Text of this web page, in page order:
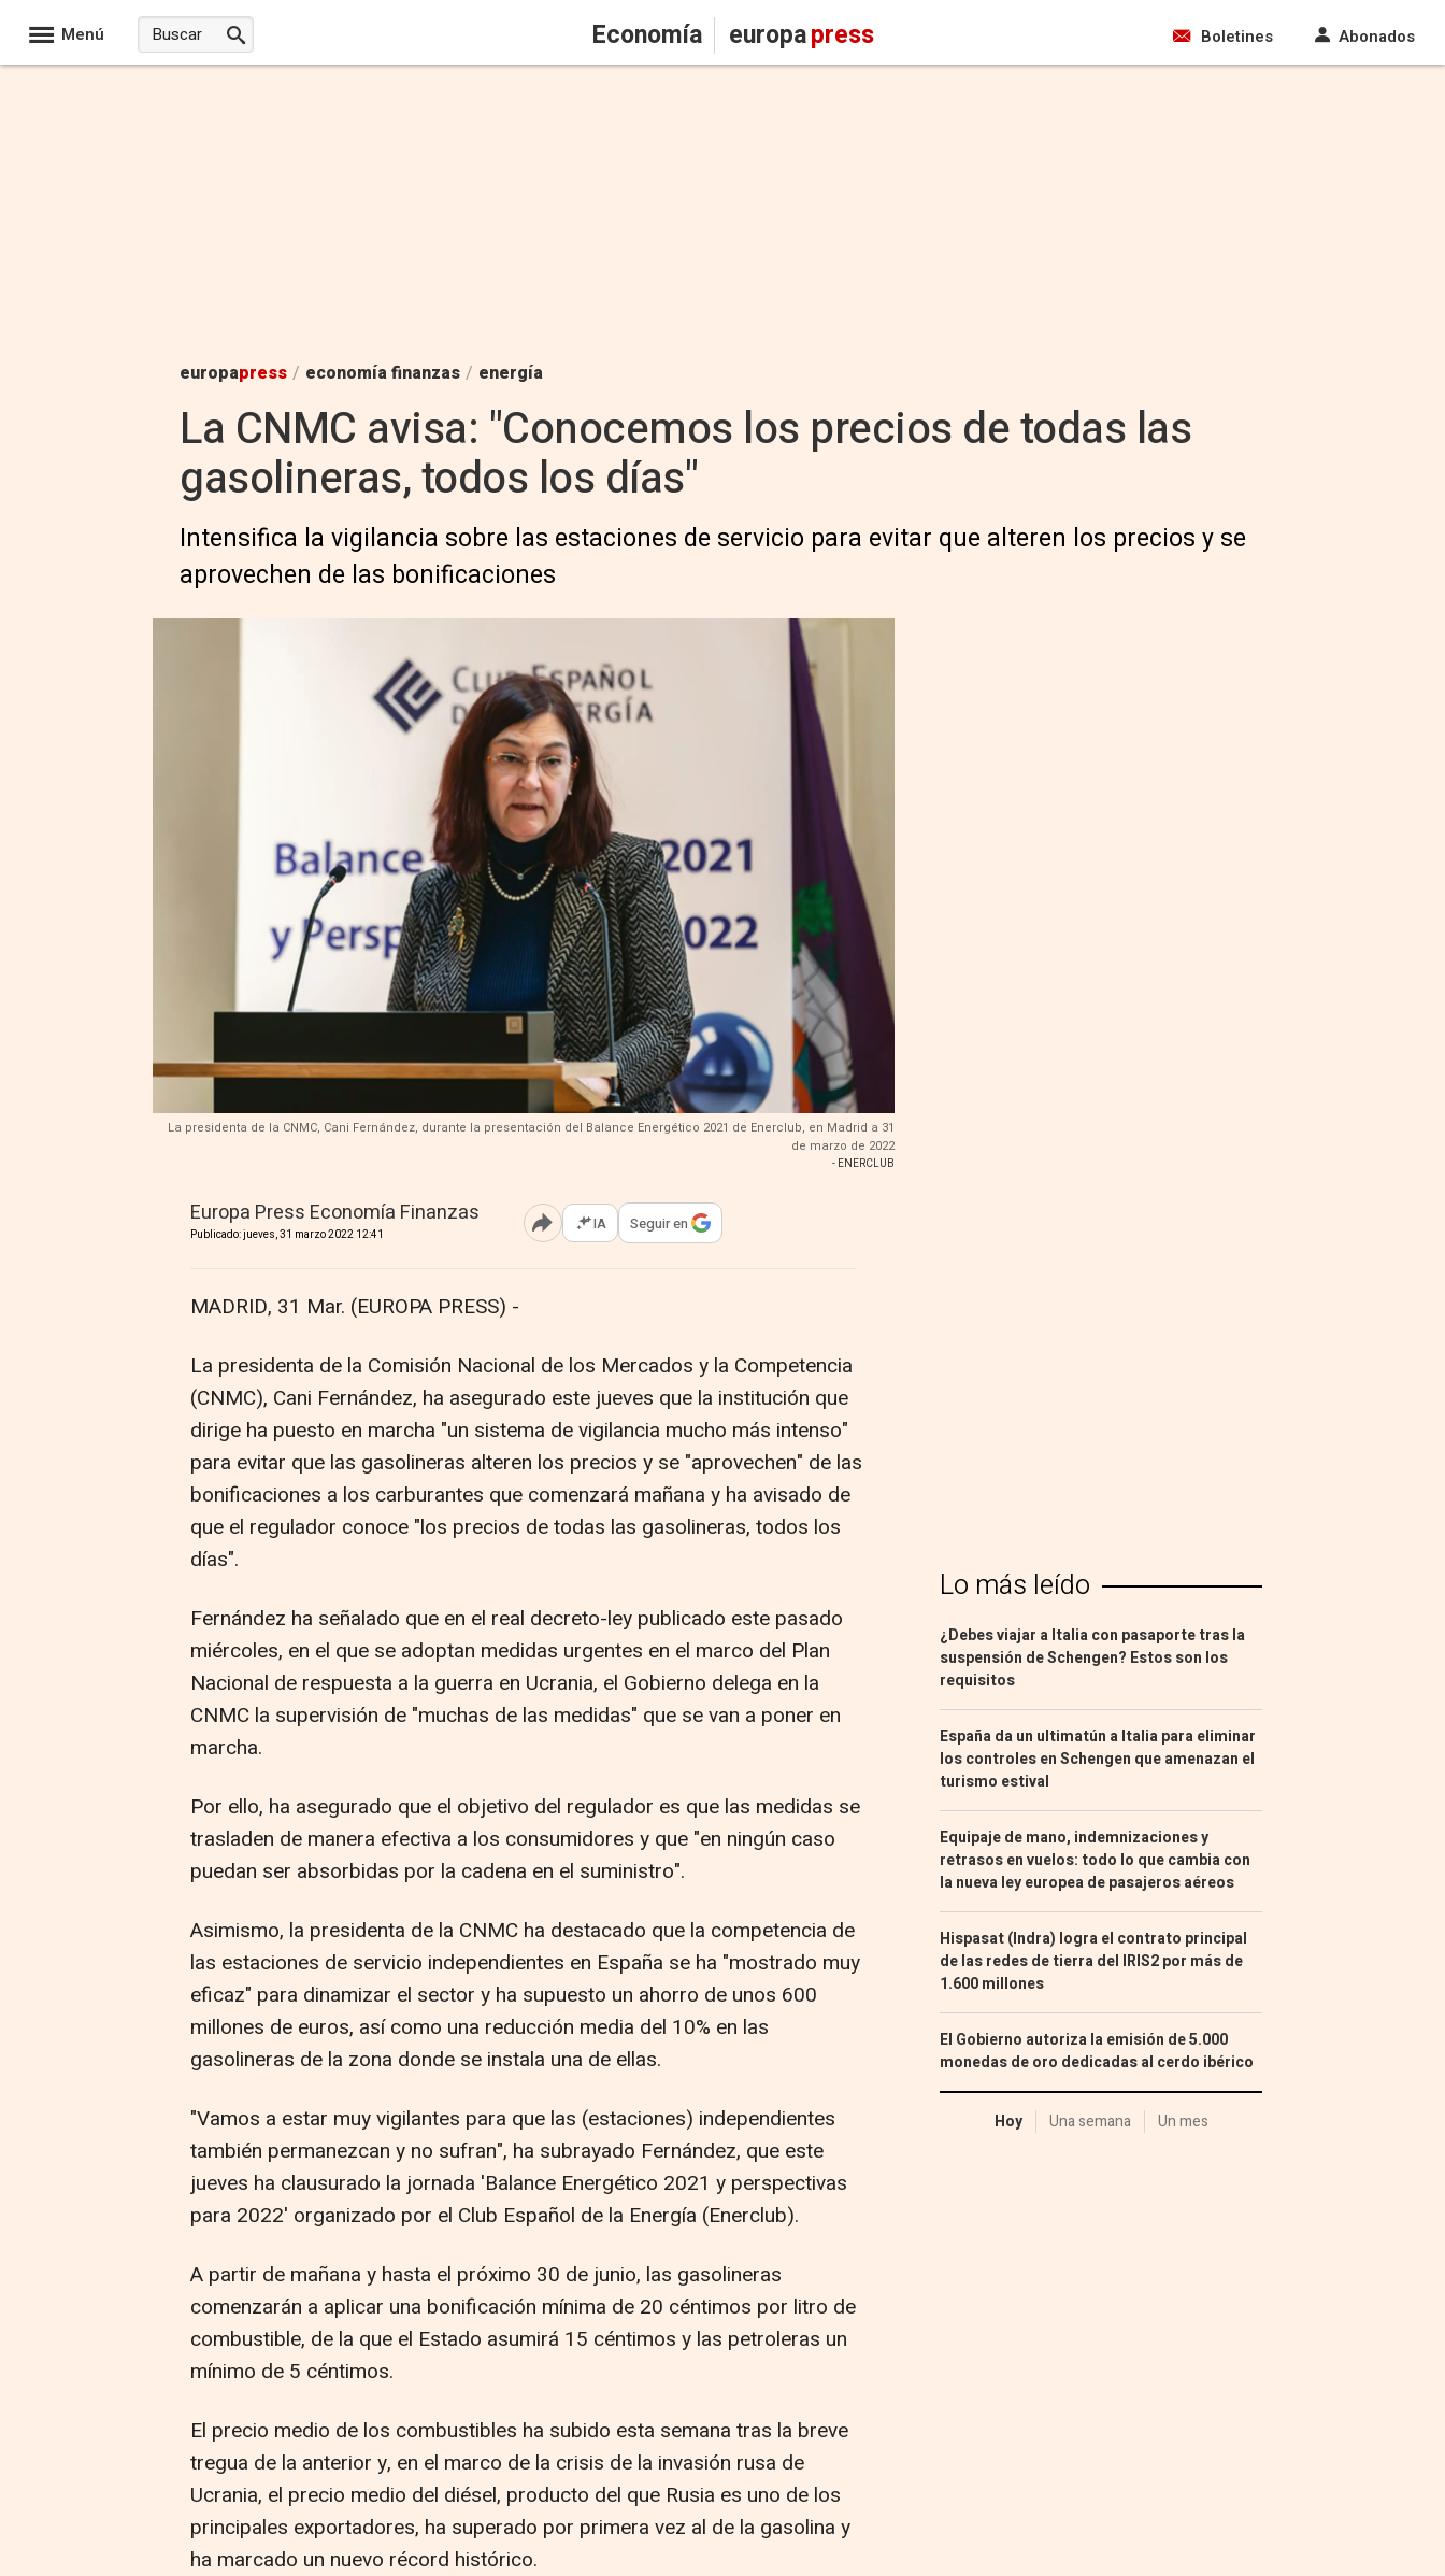
Menú Economía europapress Boletines Abonados
europapress / economía finanzas / energía
La CNMC avisa: "Conocemos los precios de todas las
gasolineras, todos los días"
Intensifica la vigilancia sobre las estaciones de servicio para evitar que alteren los precios y se
aprovechen de las bonificaciones
La presidenta de la CNMC, Cani Fernández, durante la presentación del Balance Energético 2021 de Enerclub, en Madrid a 31
de marzo de 2022
- ENERCLUB
Europa Press Economía Finanzas
Publicado: jueves, 31 marzo 2022 12:41 Abrir opciones para compartir
IA Seguir en
MADRID, 31 Mar. (EUROPA PRESS) -
La presidenta de la Comisión Nacional de los Mercados y la Competencia
(CNMC), Cani Fernández, ha asegurado este jueves que la institución que
dirige ha puesto en marcha "un sistema de vigilancia mucho más intenso"
para evitar que las gasolineras alteren los precios y se "aprovechen" de las
bonificaciones a los carburantes que comenzará mañana y ha avisado de
que el regulador conoce "los precios de todas las gasolineras, todos los
días".
Fernández ha señalado que en el real decreto-ley publicado este pasado
miércoles, en el que se adoptan medidas urgentes en el marco del Plan
Nacional de respuesta a la guerra en Ucrania, el Gobierno delega en la
CNMC la supervisión de "muchas de las medidas" que se van a poner en
marcha.
Por ello, ha asegurado que el objetivo del regulador es que las medidas se
trasladen de manera efectiva a los consumidores y que "en ningún caso
puedan ser absorbidas por la cadena en el suministro".
Asimismo, la presidenta de la CNMC ha destacado que la competencia de
las estaciones de servicio independientes en España se ha "mostrado muy
eficaz" para dinamizar el sector y ha supuesto un ahorro de unos 600
millones de euros, así como una reducción media del 10% en las
gasolineras de la zona donde se instala una de ellas.
"Vamos a estar muy vigilantes para que las (estaciones) independientes
también permanezcan y no sufran", ha subrayado Fernández, que este
jueves ha clausurado la jornada 'Balance Energético 2021 y perspectivas
para 2022' organizado por el Club Español de la Energía (Enerclub).
A partir de mañana y hasta el próximo 30 de junio, las gasolineras
comenzarán a aplicar una bonificación mínima de 20 céntimos por litro de
combustible, de la que el Estado asumirá 15 céntimos y las petroleras un
mínimo de 5 céntimos.
El precio medio de los combustibles ha subido esta semana tras la breve
tregua de la anterior y, en el marco de la crisis de la invasión rusa de
Ucrania, el precio medio del diésel, producto del que Rusia es uno de los
principales exportadores, ha superado por primera vez al de la gasolina y
ha marcado un nuevo récord histórico.
Lo más leído
¿Debes viajar a Italia con pasaporte tras la
suspensión de Schengen? Estos son los
requisitos
España da un ultimatún a Italia para eliminar
los controles en Schengen que amenazan el
turismo estival
Equipaje de mano, indemnizaciones y
retrasos en vuelos: todo lo que cambia con
la nueva ley europea de pasajeros aéreos
Hispasat (Indra) logra el contrato principal
de las redes de tierra del IRIS2 por más de
1.600 millones
El Gobierno autoriza la emisión de 5.000
monedas de oro dedicadas al cerdo ibérico
Hoy Una semana Un mes